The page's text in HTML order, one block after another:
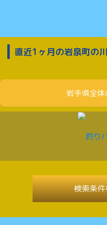
直近1ヶ月の岩泉町の
岩手県全
検索条